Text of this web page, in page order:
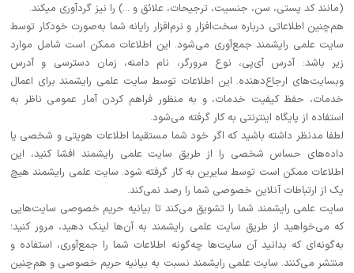
(مانند کد پستی، سن، جنسیت، ترجیحات، علائق و ...) را نیز گردآوری میکند.
هم‌چنین اطلاعاتی درباره سخت‌افزار و نرم‌افزار رایانه شما به‌صورت خودکار توسط
سایت علمی رایشمند جمع‌آوری می‌شود. این اطلاعات ممکن است شامل موارد
زیر باشد: آدرس آی‌پی، نوع مرورگر، نام دامنه، زمان دسترسی و آدرس
وبسایت‌های ارجاع‌دهنده. این اطلاعات توسط سایت علمی رایشمند برای اعمال
خدمات، حفظ کیفیت خدمات، و به منظور فراهم کردن آمار عمومی ناظر به
استفاده از پایگاه اینترنتی به کار گرفته می‌شود.
لطفا مدنظر داشته باشید که اگر خود شما مستقیما اطلاعات هویتی و شخصی یا
داده‌های حساس شخصی را از طریق سایت علمی رایشمند افشا کنید، این
اطلاعات ممکن است توسط سایرین به کار گرفته شود. سایت علمی رایشمند هیچ
یک از ارتباطات آنلاین خصوصی شما را رصد نمی‌کند.
سایت علمی رایشمند شما را تشویق می‌کند تا بیانیه حریم خصوصی سایت‌هایی
که می‌خواهید از طریق سایت علمی رایشمند به آن‌ها لینک دهید، مرور کنید؛
به‌گونه‌ای که بدانید آن سایت‌ها چه‌گونه اطلاعات شما را جمع‌آوری، استفاده و
منتشر می‌کنند. سایت علمی رایشمند نسبت به بیانیه حریم خصوصی و هم‌چنین
اخبار عمومی ریاضی
معما و تست هوش
رویدادهای ریاضی (کنفرانس و سمینارهای ریاضی)
نانو شیمی
شیمی تجزیه
شیمی آلی
صلاح های شیمیایی
مطالب جالب شیمی
بمب های شیمیایی
شیمی عمومی
دانستنی های پزشکی
مطالب جالب پزشکی
دندانپزشکی
روانپزشکی
طب سنتی
گیاهان دارویی